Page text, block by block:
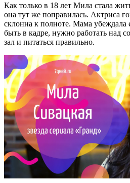
Как только в 18 лет Мила стала
она тут же поправилась. Актриса
склонна к полноте. Мама убеждала
быть в кадре, нужно работать над
зал и питаться правильно.